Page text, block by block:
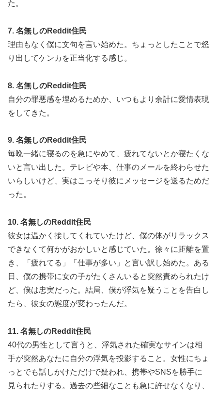
た。
7. 名無しのReddit住民
理由もなく僕に文句を言い始めた。ちょっとしたことで怒
り出してケンカを正当化する感じ。
8. 名無しのReddit住民
自分の罪悪感を埋めるためか、いつもより余計に愛情表現
をしてきた。
9. 名無しのReddit住民
毎晩一緒に寝るのを急にやめて、疲れてないとか寝たくな
いと言い出した。テレビや本、仕事のメールを終わらせた
いらしいけど、実はこっそり彼にメッセージを送るためだ
った。
10. 名無しのReddit住民
彼女は温かく接してくれていたけど、僕の体がリラックス
できなくて何かがおかしいと感じていた。徐々に距離を置
き、「疲れてる」「仕事が多い」と言い訳し始めた。ある
日、僕の携帯に女の子がたくさんいると突然責められたけ
ど、僕は忠実だった。結局、僕が浮気を疑うことを告白し
たら、彼女の態度が変わったんだ。
11. 名無しのReddit住民
40代の男性として言うと、浮気された確実なサインは相
手が突然あなたに自分の浮気を投影すること。女性にちょ
っとでも話しかけただけで疑われ、携帯やSNSを勝手に
見られたりする。過去の些細なことも急に許せなくなり、